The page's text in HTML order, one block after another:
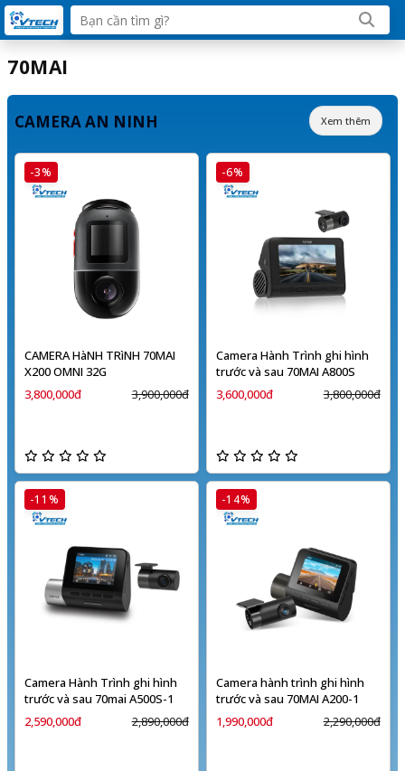
70MAI
CAMERA AN NINH Xem thêm
-3%
CAMERA HàNH TRìNH 70MAI
X200 OMNI 32G
3,800,000đ
3,900,000đ
-6%
Camera Hành Trình ghi hình
trước và sau 70MAI A800S
3,600,000đ
3,800,000đ
-11%
Camera Hành Trình ghi hình
trước và sau 70mai A500S-1
2,590,000đ
2,890,000đ
-14%
Camera hành trình ghi hình
trước và sau 70MAI A200-1
1,990,000đ
2,290,000đ